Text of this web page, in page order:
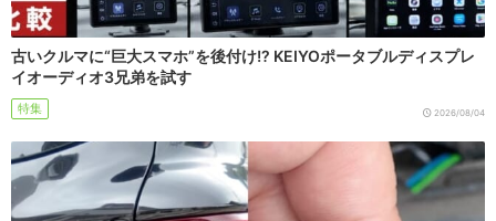
古いクルマに“巨大スマホ”を後付け!? KEIYOポータブルディスプレ
イオーディオ3兄弟を試す
特集 2026/08/04